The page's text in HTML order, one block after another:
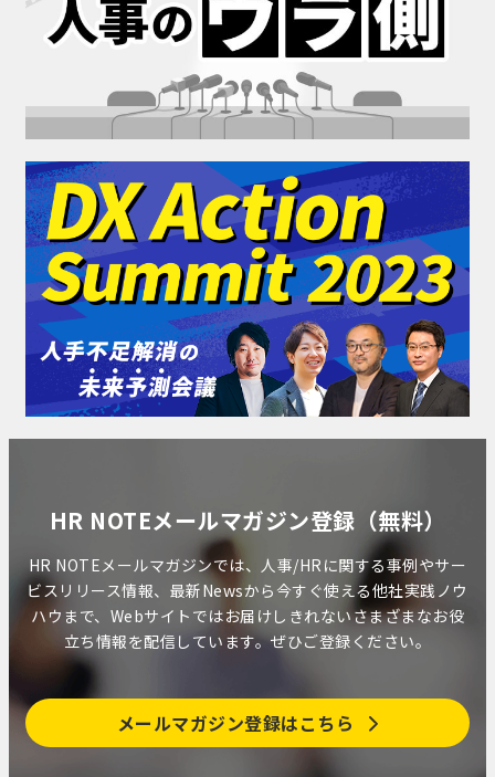
HR NOTEメールマガジン登録（無料）
HR NOTEメールマガジンでは、人事/HRに関する事例やサー
ビスリリース情報、最新Newsから今すぐ使える他社実践ノウ
ハウまで、Webサイトではお届けしきれないさまざまなお役
立ち情報を配信しています。ぜひご登録ください。
メールマガジン登録はこちら